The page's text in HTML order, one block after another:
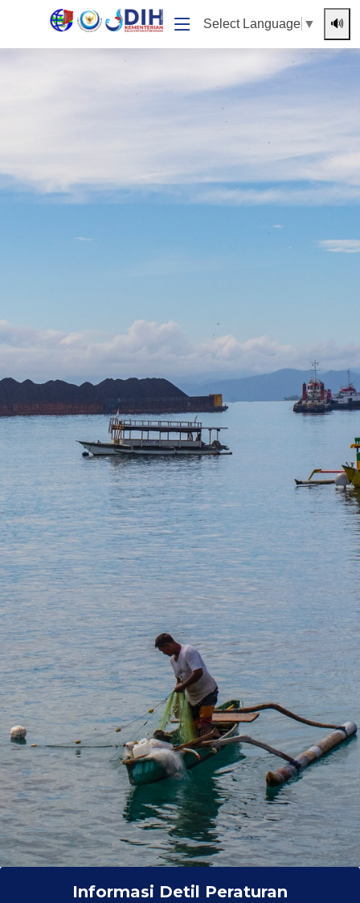
Select Language ▼ 🔊
Informasi Detil Peraturan